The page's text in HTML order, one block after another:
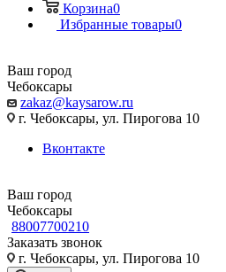
Корзина0
Избранные товары0
Ваш город
Чебоксары
zakaz@kaysarow.ru
г. Чебоксары, ул. Пирогова 10
Вконтакте
Ваш город
Чебоксары
88007700210
Заказать звонок
г. Чебоксары, ул. Пирогова 10